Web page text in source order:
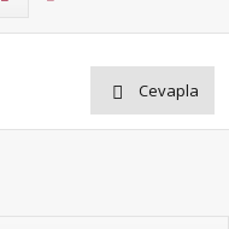
Cevapla